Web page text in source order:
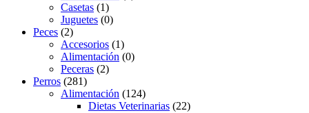
Casetas (1)
Juguetes (0)
Peces (2)
Accesorios (1)
Alimentación (0)
Peceras (2)
Perros (281)
Alimentación (124)
Dietas Veterinarias (22)